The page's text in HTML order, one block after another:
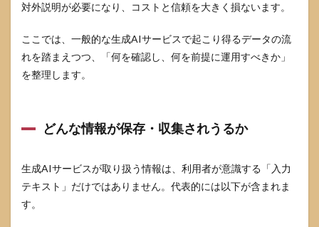
対外説明が必要になり、コストと信頼を大きく損ないます。
ここでは、一般的な生成AIサービスで起こり得るデータの流
れを踏まえつつ、「何を確認し、何を前提に運用すべきか」
を整理します。
どんな情報が保存・収集されうるか
生成AIサービスが取り扱う情報は、利用者が意識する「入力
テキスト」だけではありません。代表的には以下が含まれま
す。